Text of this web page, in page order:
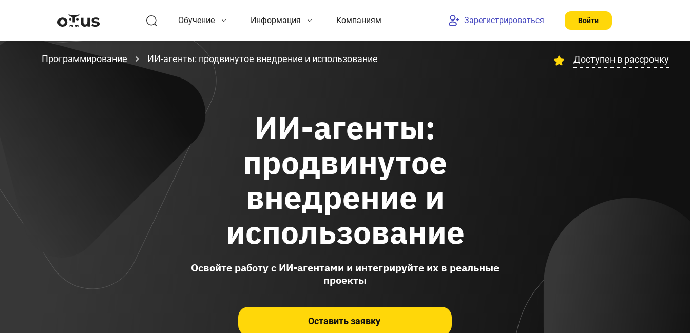
Обучение Информация Компаниям Зарегистрироваться Войти
Программирование ИИ-агенты: продвинутое внедрение и использование Доступен в рассрочку
ИИ-агенты:
продвинутое
внедрение и
использование
Освойте работу с ИИ-агентами и интегрируйте их в реальные
проекты
Оставить заявку